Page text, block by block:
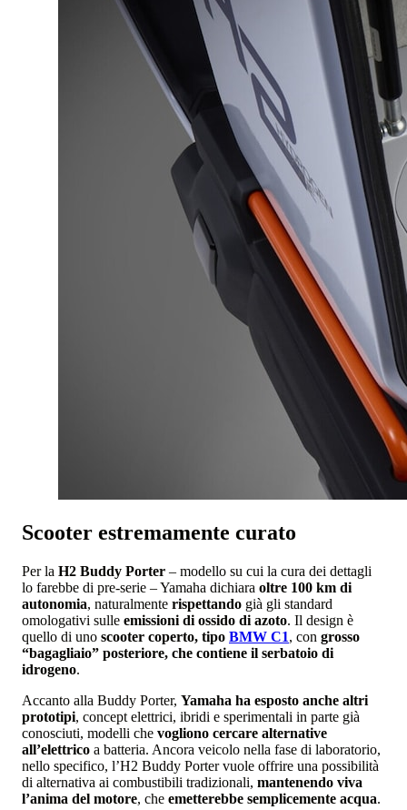
Scooter estremamente curato
Per la H2 Buddy Porter – modello su cui la cura dei dettagli
lo farebbe di pre-serie – Yamaha dichiara oltre 100 km di
autonomia, naturalmente rispettando già gli standard
omologativi sulle emissioni di ossido di azoto. Il design è
quello di uno scooter coperto, tipo BMW C1, con grosso
“bagagliaio” posteriore, che contiene il serbatoio di
idrogeno.
Accanto alla Buddy Porter, Yamaha ha esposto anche altri
prototipi, concept elettrici, ibridi e sperimentali in parte già
conosciuti, modelli che vogliono cercare alternative
all’elettrico a batteria. Ancora veicolo nella fase di laboratorio,
nello specifico, l’H2 Buddy Porter vuole offrire una possibilità
di alternativa ai combustibili tradizionali, mantenendo viva
l’anima del motore, che emetterebbe semplicemente acqua.